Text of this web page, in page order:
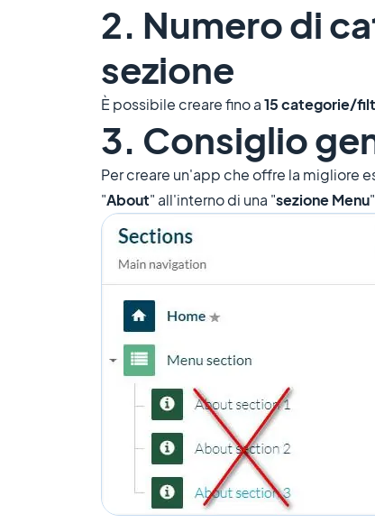
2. Numero di
sezione
È possibile creare fino a15 categorie/
3. Consiglio
Per creare un'app che offre la migliore
"About" all'interno di una "sezione Menu